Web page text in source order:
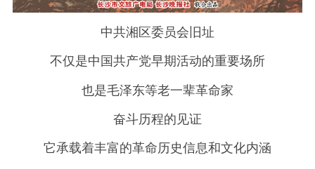
中共湘区委员会旧址
不仅是中国共产党早期活动的重要场所
也是毛泽东等老一辈革命家
奋斗历程的见证
它承载着丰富的革命历史信息和文化内涵